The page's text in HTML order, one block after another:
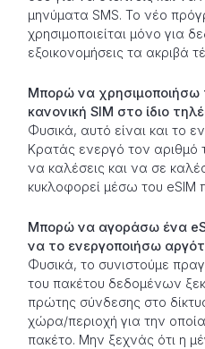
μηνύματα SMS. Το νέο
χρησιμοποιείται μόνο για
εξοικονομήσεις τα ακριβά
Μπορώ να χρησιμοποιήσω
κανονική SIM στο ίδιο
Φυσικά, αυτό είναι και το
Κρατάς ενεργό τον αριθμό
να καλέσεις και να σε
κυκλοφορεί μέσω του eSIM
Μπορώ να αγοράσω ένα
να το ενεργοποιήσω
Φυσικά, το συνιστούμε
του πακέτου δεδομένων
πρώτης σύνδεσης στο
χώρα/περιοχή για την
πακέτο. Μην ξεχνάς ότι η